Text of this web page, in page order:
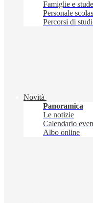
Famiglie e
Personale
Percorsi di
Novità
Panoramica
Le notizie
Calendario
Albo online